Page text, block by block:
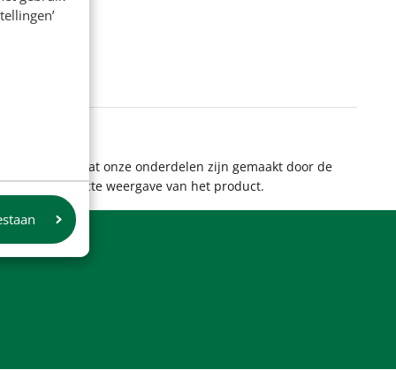
te geven dat onze onderdelen zijn gemaakt door de
een exacte weergave van het product.